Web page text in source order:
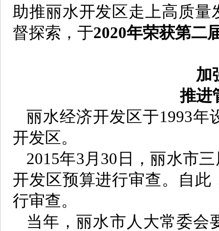
助推丽水开发区走上高质
督探索，于2020年荣获第二
加
推进
丽水经济开发区于1993年
开发区。
2015年3月30日，丽水市
开发区预算进行审查。自
行审查。
当年，丽水市人大常委会